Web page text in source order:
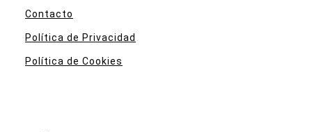
Contacto
Política de Privacidad
Política de Cookies